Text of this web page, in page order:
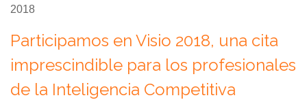
2018
Participamos en Visio 2018, una cita
imprescindible para los profesionales
de la Inteligencia Competitiva